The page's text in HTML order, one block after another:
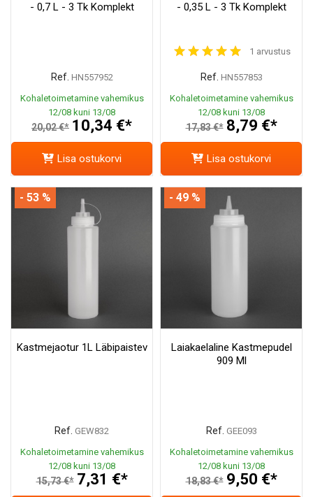
- 0,7 L - 3 Tk Komplekt
Ref. HN557952
Kohaletoimetamine vahemikus
12/08 kuni 13/08
20,02 €* 10,34 €*
Lisa ostukorvi
- 0,35 L - 3 Tk Komplekt
1 arvustus
Ref. HN557853
Kohaletoimetamine vahemikus
12/08 kuni 13/08
17,83 €* 8,79 €*
Lisa ostukorvi
Kastmejaotur 1L Läbipaistev
Ref. GEW832
Kohaletoimetamine vahemikus
12/08 kuni 13/08
15,73 €* 7,31 €*
- 53 %
Laiakaelaline Kastmepudel
909 Ml
Ref. GEE093
Kohaletoimetamine vahemikus
12/08 kuni 13/08
18,83 €* 9,50 €*
- 49 %